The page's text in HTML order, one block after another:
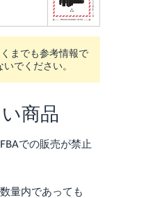
までも参考情報で
でください。
商品
での販売が禁止
量内であっても